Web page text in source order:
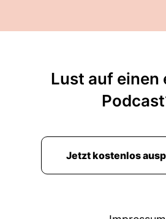
Lust auf einen
Jetzt kostenlos